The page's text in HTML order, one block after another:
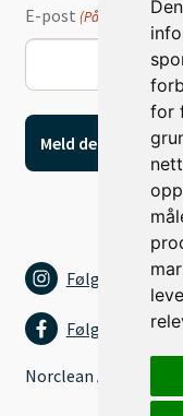
for
E-post (Påkrevd)
Følg oss på
Følg oss på
Norclean AS